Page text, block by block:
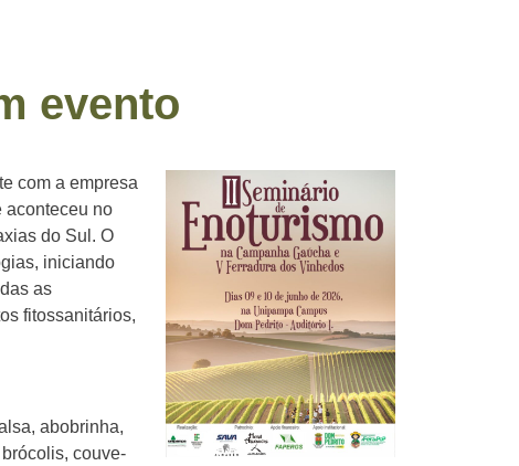
evento
com a empresa
aconteceu no
do Sul. O
iniciando
as
fitossanitários,
abobrinha,
couve-